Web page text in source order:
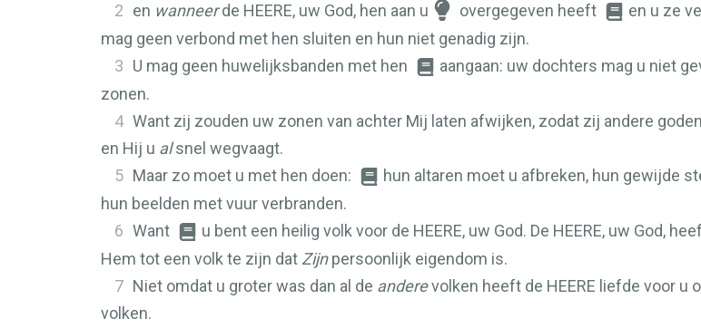
2 en wanneerde HEERE, uw God, hen aan u overgegeven heeft en u ze
mag geen verbond met hen sluiten en hun niet genadig zijn.
3 U mag geen huwelijksbanden met hen
aangaan: uw dochters mag u niet
zonen.
4 Want zij zouden uw zonen van achter Mij laten afwijken, zodat zij andere
en Hij u alsnel wegvaagt.
5 Maar zo moet u met hen doen:
hun altaren moet u afbreken, hun gewijde
hun beelden met vuur verbranden.
6 Want u bent een heilig volk voor de HEERE, uw God. De HEERE, uw God,
Hem tot een volk te zijn dat Zijnpersoonlijk eigendom is.
7 Niet omdat u groter was dan al de anderevolken heeft de HEERE liefde voor u
volken.